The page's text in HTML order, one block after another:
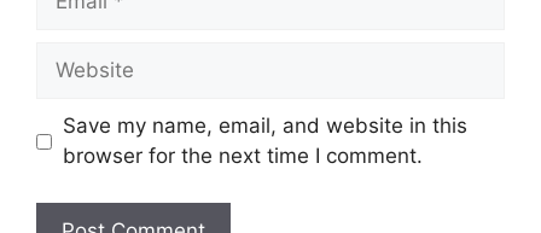
Website
Save my name, email, and website in this
browser for the next time I comment.